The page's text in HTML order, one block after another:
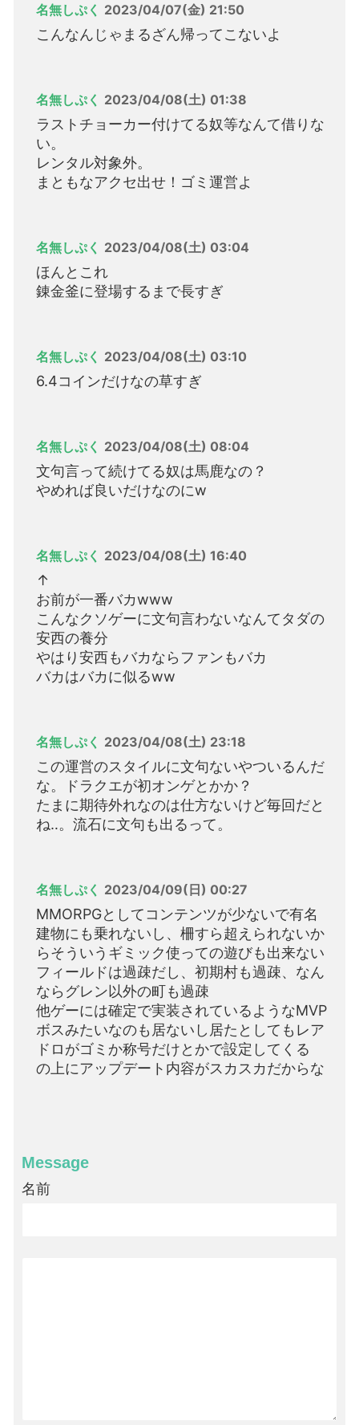
名無しぷく 2023/04/07(金) 21:50
こんなんじゃまるざん帰ってこないよ
名無しぷく 2023/04/08(土) 01:38
ラストチョーカー付けてる奴等なんて借りな
い。
レンタル対象外。
まともなアクセ出せ！ゴミ運営よ
名無しぷく 2023/04/08(土) 03:04
ほんとこれ
錬金釜に登場するまで長すぎ
名無しぷく 2023/04/08(土) 03:10
6.4コインだけなの草すぎ
名無しぷく 2023/04/08(土) 08:04
文句言って続けてる奴は馬鹿なの？
やめれば良いだけなのにw
名無しぷく 2023/04/08(土) 16:40
↑
お前が一番バカwww
こんなクソゲーに文句言わないなんてタダの
安西の養分
やはり安西もバカならファンもバカ
バカはバカに似るww
名無しぷく 2023/04/08(土) 23:18
この運営のスタイルに文句ないやついるんだ
な。ドラクエが初オンゲとかか？
たまに期待外れなのは仕方ないけど毎回だと
ね‥。流石に文句も出るって。
名無しぷく 2023/04/09(日) 00:27
MMORPGとしてコンテンツが少ないで有名
建物にも乗れないし、柵すら超えられないか
らそういうギミック使っての遊びも出来ない
フィールドは過疎だし、初期村も過疎、なん
ならグレン以外の町も過疎
他ゲーには確定で実装されているようなMVP
ボスみたいなのも居ないし居たとしてもレア
ドロがゴミか称号だけとかで設定してくる
の上にアップデート内容がスカスカだからな
Message
名前